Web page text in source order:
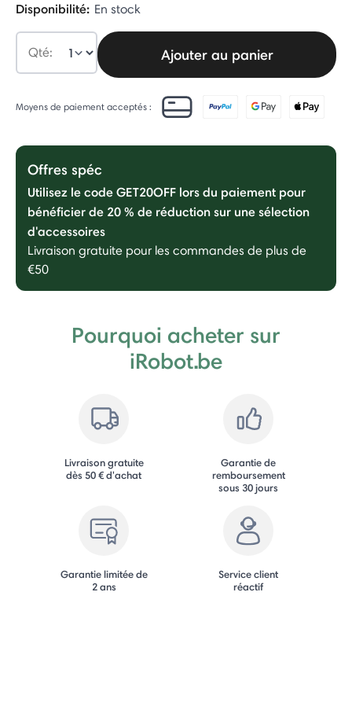
Disponibilité: En stock
Qté: Ajouter au panier
Moyens de paiement acceptés :
Offres spéc
Utilisez le code GET20OFF lors du paiement pour
bénéficier de 20 % de réduction sur une sélection
d'accessoires
Livraison gratuite pour les commandes de plus de
€50
Pourquoi acheter sur
iRobot.be
Livraison gratuite
dès 50 € d'achat
Garantie de
remboursement
sous 30 jours
Garantie limitée de
2 ans
Service client
réactif